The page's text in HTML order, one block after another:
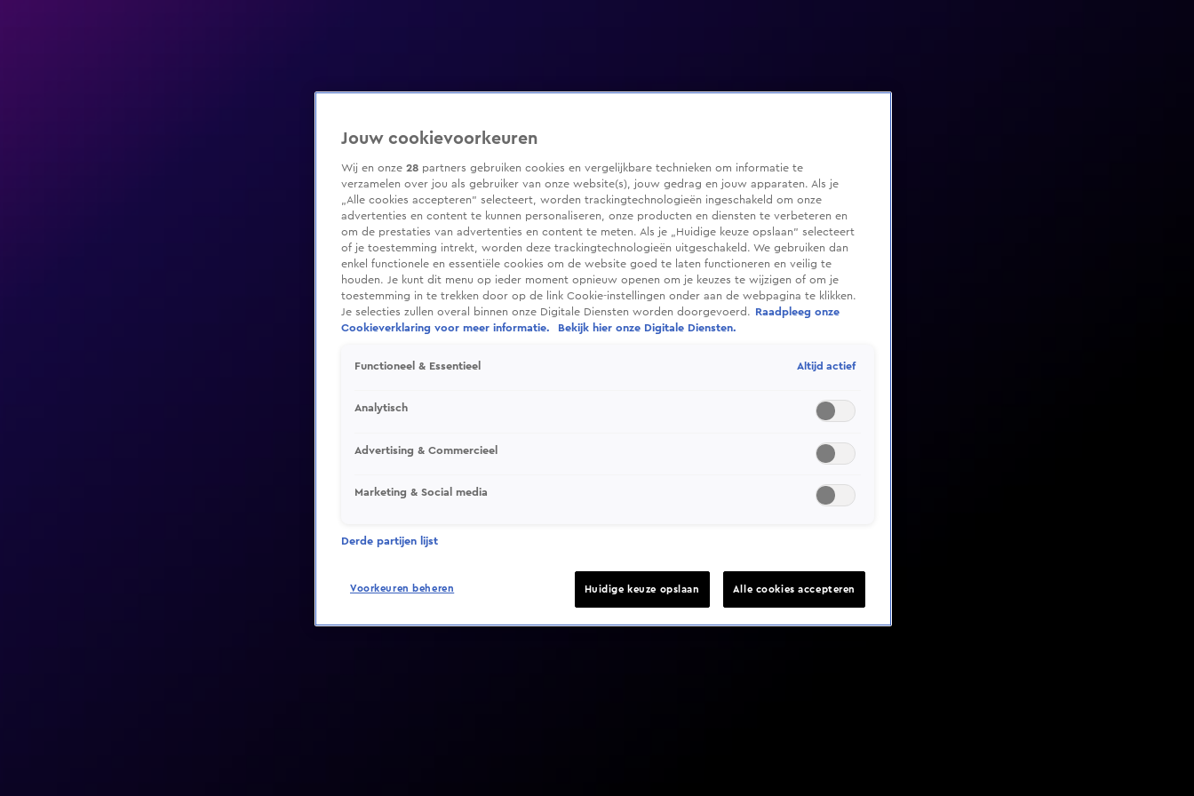
Video helaas niet gevonden
Jouw cookievoorkeuren
Wij en onze 28 partners gebruiken cookies en vergelijkbare technieken om informatie te
verzamelen over jou als gebruiker van onze website(s), jouw gedrag en jouw apparaten. Als je
„Alle cookies accepteren” selecteert, worden trackingtechnologieën ingeschakeld om onze
advertenties en content te kunnen personaliseren, onze producten en diensten te verbeteren en
om de prestaties van advertenties en content te meten. Als je „Huidige keuze opslaan” selecteert
of je toestemming intrekt, worden deze trackingtechnologieën uitgeschakeld. We gebruiken dan
enkel functionele en essentiële cookies om de website goed te laten functioneren en veilig te
houden. Je kunt dit menu op ieder moment opnieuw openen om je keuzes te wijzigen of om je
toestemming in te trekken door op de link Cookie-instellingen onder aan de webpagina te klikken.
Je selecties zullen overal binnen onze Digitale Diensten worden doorgevoerd.
Raadpleeg onze
Cookieverklaring voor meer informatie.
Bekijk hier onze Digitale Diensten.
Functioneel & Essentieel Altijd actief
Analytisch
Advertising & Commercieel
Marketing & Social media
Derde partijen lijst
Voorkeuren beheren Huidige keuze opslaan Alle cookies accepteren